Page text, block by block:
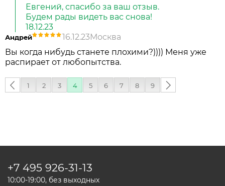
Евгений, спасибо за ваш отзыв.
Будем рады видеть вас снова!
18.12.23
Андрей 16.12.23Москва
Вы когда нибудь станете плохими?)))) Меня уже
распирает от любопытства.
‹
1 2 3 4 5 6 7 8 9
следующая
+7 495 926-31-13
10:00-19:00, без выходных